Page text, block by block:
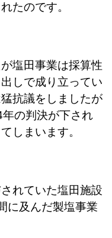
たのです。
塩田事業は採算性
しで成り立ってい
抗議をしましたが
年の判決が下され
しまいます。
れていた塩田施設
に及んだ製塩事業